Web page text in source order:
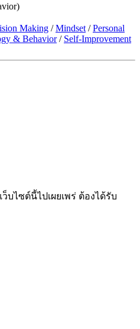
Making /Mindset /Personal
& Behavior/ Self-Improvement
บไซต์นี้ไปเผยเพร่ ต้องได้รับ